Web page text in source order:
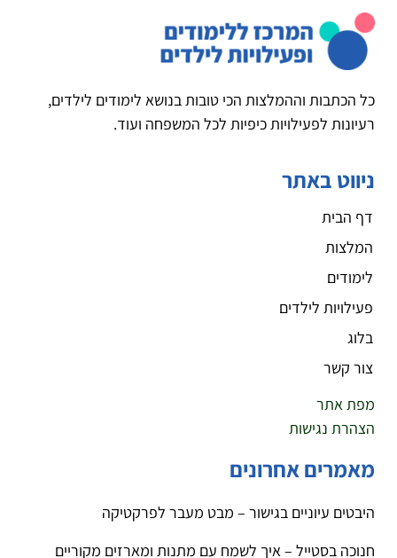
כל הכתבות וההמלצות הכי טובות בנושא לימודים לילדים,
רעיונות לפעילויות כיפיות לכל המשפחה ועוד.
ניווט באתר
דף הבית
המלצות
לימודים
פעילויות לילדים
בלוג
צור קשר
מפת אתר
הצהרת נגישות
מאמרים אחרונים
היבטים עיוניים בגישור – מבט מעבר לפרקטיקה
חנוכה בסטייל – איך לשמח עם מתנות ומארזים מקוריים